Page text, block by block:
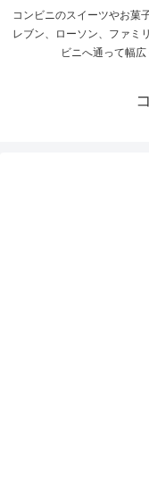
コンビニのスイーツやお菓
レブン、ローソン、ファミ
ビニへ通って幅